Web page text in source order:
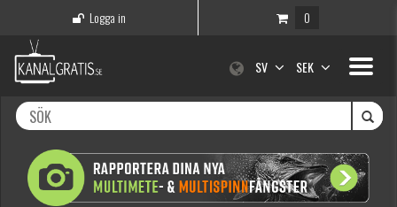
Logga in 0
Toggle
SV SEK